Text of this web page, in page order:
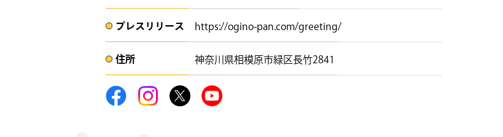
プレスリリース​​​ https://ogino-pan.com/greeting/
住所​​ 神奈川県相模原市緑区長竹2841 ​